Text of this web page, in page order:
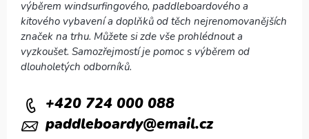
výběrem windsurfingového, paddleboardového a
kitového vybavení a doplňků od těch nejrenomovanějších
značek na trhu. Můžete si zde vše prohlédnout a
vyzkoušet. Samozřejmostí je pomoc s výběrem od
dlouholetých odborníků.
+420 724 000 088
paddleboardy@email.cz